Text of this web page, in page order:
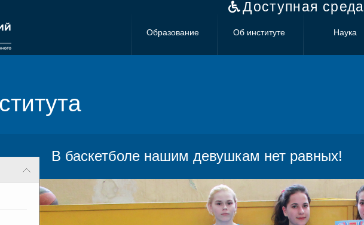
Доступная среда
Образование Об институте Наука
В баскетболе нашим девушкам нет равных!